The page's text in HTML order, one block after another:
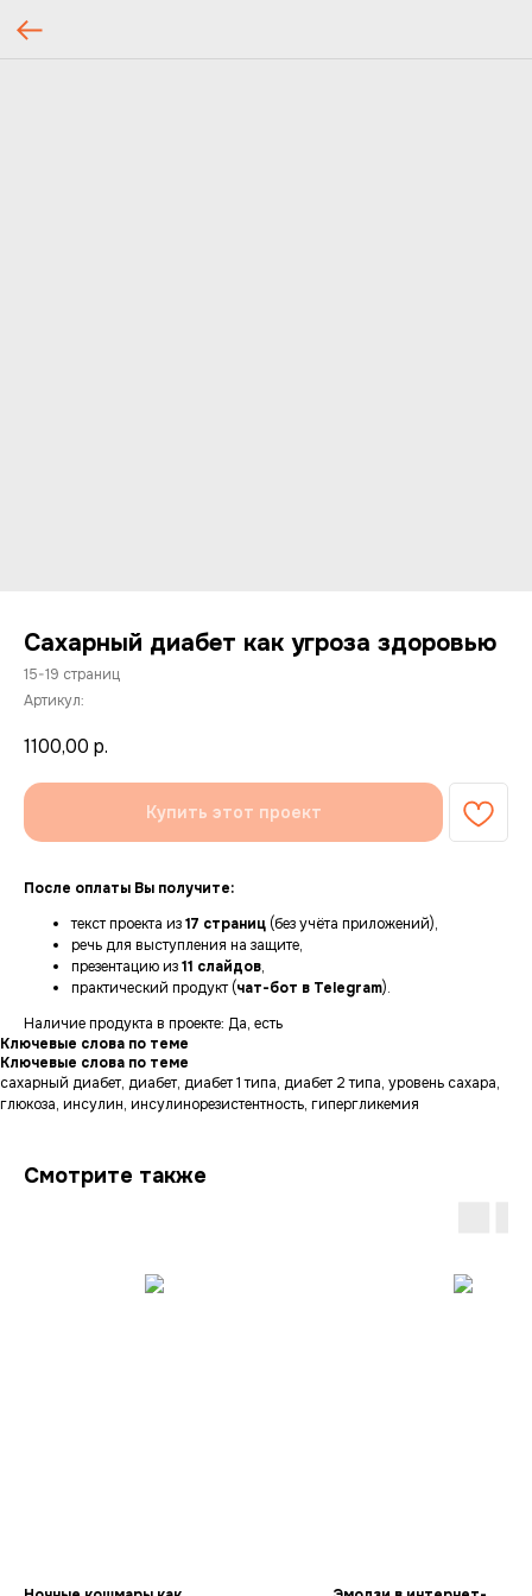
Сахарный диабет как угроза здоровью
15-19 страниц
Артикул:
1100,00 р.
Купить этот проект
После оплаты Вы получите:
текст проекта из17 страниц (без учёта приложений),
речь для выступления на защите,
презентацию из11 слайдов,
практический продукт (чат-бот в Telegram).
Наличие продукта в проекте: Да, есть
Ключевые слова по теме
Ключевые слова по теме
сахарный диабет, диабет, диабет 1 типа, диабет 2 типа, уровень сахара,
глюкоза, инсулин, инсулинорезистентность, гипергликемия
Смотрите также